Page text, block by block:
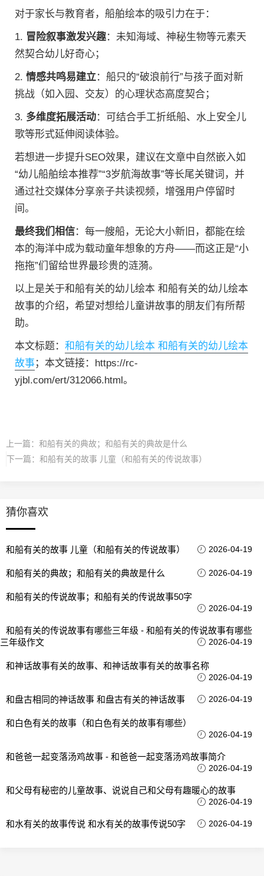
对于家长与教育者，船舶绘本的吸引力在于：
1. 冒险叙事激发兴趣：未知海域、神秘生物等元素天
然契合幼儿好奇心；
2. 情感共鸣易建立：船只的“破浪前行”与孩子面对新
挑战（如入园、交友）的心理状态高度契合；
3. 多维度拓展活动：可结合手工折纸船、水上安全儿
歌等形式延伸阅读体验。
若想进一步提升SEO效果，建议在文章中自然嵌入如
“幼儿船舶绘本推荐”“3岁航海故事”等长尾关键词，并
通过社交媒体分享亲子共读视频，增强用户停留时
间。
最终我们相信：每一艘船，无论大小新旧，都能在绘
本的海洋中成为载动童年想象的方舟——而这正是“小
拖拖”们留给世界最珍贵的涟漪。
以上是关于和船有关的幼儿绘本 和船有关的幼儿绘本
故事的介绍，希望对想给儿童讲故事的朋友们有所帮
助。
本文标题： 和船有关的幼儿绘本 和船有关的幼儿绘本
故事；本文链接：https://rc-
yjbl.com/ert/312066.html。
上一篇： 和船有关的典故；和船有关的典故是什么
下一篇： 和船有关的故事 儿童（和船有关的传说故事）
猜你喜欢
和船有关的故事 儿童（和船有关的传说故事） 2026-04-19
和船有关的典故；和船有关的典故是什么 2026-04-19
和船有关的传说故事；和船有关的传说故事50字
2026-04-19
和船有关的传说故事有哪些三年级 - 和船有关的传说故事有哪些
三年级作文
2026-04-19
和神话故事有关的故事、和神话故事有关的故事名称
2026-04-19
和盘古相同的神话故事 和盘古有关的神话故事 2026-04-19
和白色有关的故事（和白色有关的故事有哪些）
2026-04-19
和爸爸一起变落汤鸡故事 - 和爸爸一起变落汤鸡故事简介
2026-04-19
和父母有秘密的儿童故事、说说自己和父母有趣暖心的故事
2026-04-19
和水有关的故事传说 和水有关的故事传说50字 2026-04-19